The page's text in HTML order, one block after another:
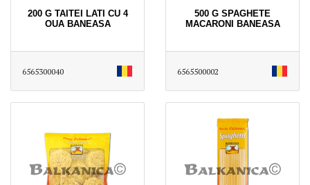
200 G TAITEI LATI CU 4
OUA BANEASA
6565300040
500 G SPAGHETE
MACARONI BANEASA
6565500002